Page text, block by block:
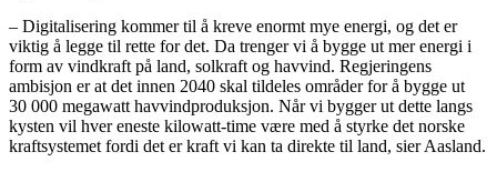
– Digitalisering kommer til å kreve enormt mye energi, og det er
viktig å legge til rette for det. Da trenger vi å bygge ut mer energi i
form av vindkraft på land, solkraft og havvind. Regjeringens
ambisjon er at det innen 2040 skal tildeles områder for å bygge ut
30 000 megawatt havvindproduksjon. Når vi bygger ut dette langs
kysten vil hver eneste kilowatt-time være med å styrke det norske
kraftsystemet fordi det er kraft vi kan ta direkte til land, sier Aasland.